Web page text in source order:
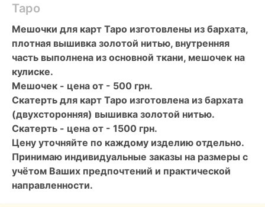
Таро
Мешочки для карт Таро изготовлены из бархата,
плотная вышивка золотой нитью, внутренняя
часть выполнена из основной ткани, мешочек на
кулиске.
Мешочек - цена от - 500 грн.
Скатерть для карт Таро изготовлена из бархата
(двухсторонняя) вышивка золотой нитью.
Скатерть - цена от - 1500 грн.
Цену уточняйте по каждому изделию отдельно.
Принимаю индивидуальные заказы на размеры с
учётом Ваших предпочтений и практической
направленности.